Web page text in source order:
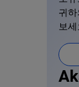
귀
보세